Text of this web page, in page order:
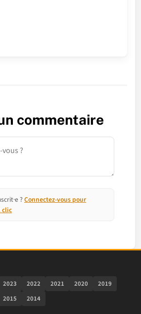
commentaire
? Connectez-vous pour
clic
2023 2022 2021 2020
2019
2015 2014